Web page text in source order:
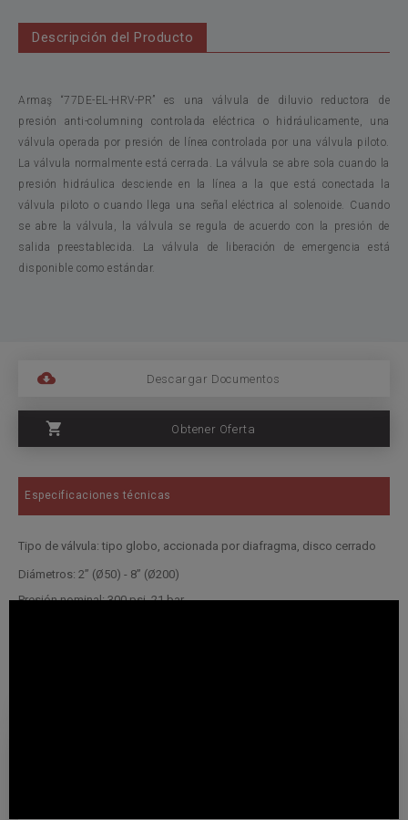
Descripción del Producto
Armaş “77DE-EL-HRV-PR” es una válvula de diluvio reductora de
presión anti-columning controlada eléctrica o hidráulicamente, una
válvula operada por presión de línea controlada por una válvula piloto.
La válvula normalmente está cerrada. La válvula se abre sola cuando la
presión hidráulica desciende en la línea a la que está conectada la
válvula piloto o cuando llega una señal eléctrica al solenoide. Cuando
se abre la válvula, la válvula se regula de acuerdo con la presión de
salida preestablecida. La válvula de liberación de emergencia está
disponible como estándar.
Descargar Documentos
Obtener Oferta
Especificaciones técnicas
Tipo de válvula: tipo globo, accionada por diafragma, disco cerrado
Diámetros: 2” (Ø50) - 8” (Ø200)
Presión nominal: 300 psi, 21 bar